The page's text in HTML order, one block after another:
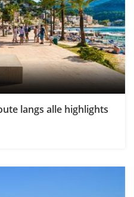
langs alle highlights